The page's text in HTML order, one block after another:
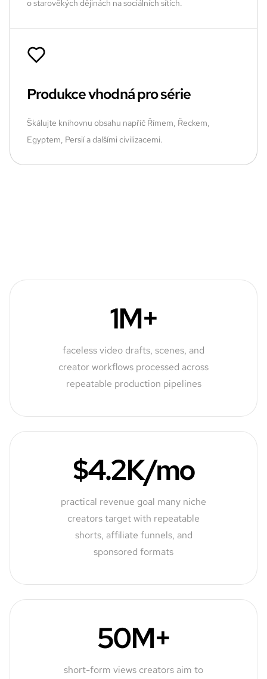
o starověkých dějinách na sociálních sítích.
Produkce vhodná pro série
Škálujte knihovnu obsahu napříč Římem, Řeckem,
Egyptem, Persií a dalšími civilizacemi.
1M+
faceless video drafts, scenes, and
creator workflows processed across
repeatable production pipelines
$4.2K/mo
practical revenue goal many niche
creators target with repeatable
shorts, affiliate funnels, and
sponsored formats
50M+
short-form views creators aim to